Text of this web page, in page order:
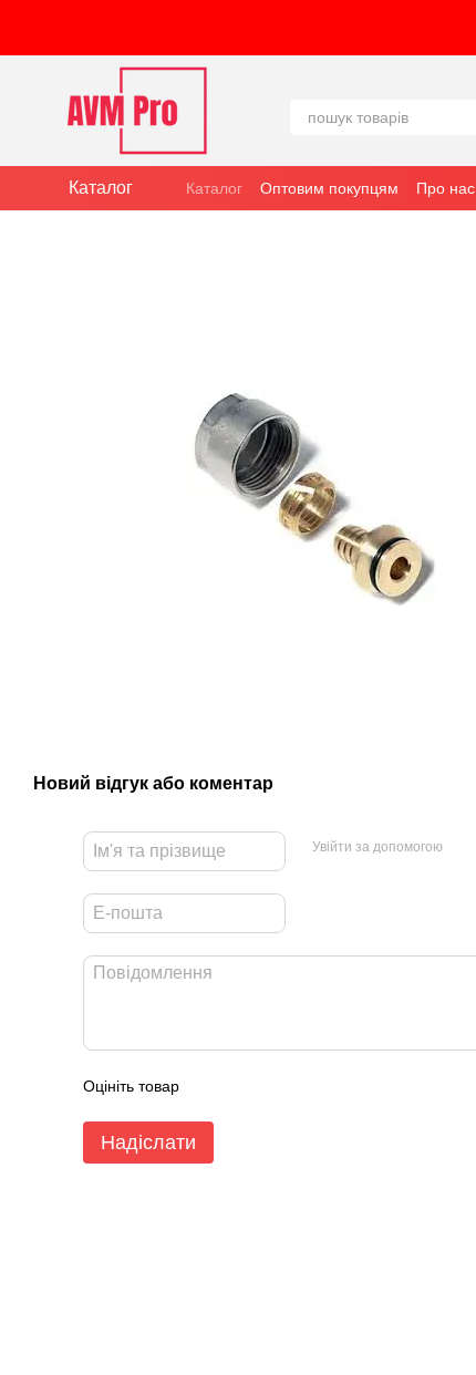
Каталог Каталог Оптовим покупцям Про нас
Новий відгук або коментар
Увійти за допомогою
Оцініть товар
Надіслати